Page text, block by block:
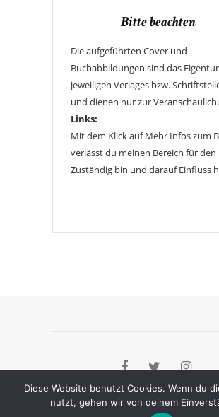
Bitte beachten
Die aufgeführten Cover und
Buchabbildungen sind das
jeweiligen Verlages bzw.
und dienen nur zur
Links:
Mit dem Klick auf Mehr Infos zum
verlässt du meinen Bereich für den
Zuständig bin und darauf Einfluss
[instagram-feed]
Diese Website benutzt Cookies. Wenn du
nutzt, gehen wir von deinem